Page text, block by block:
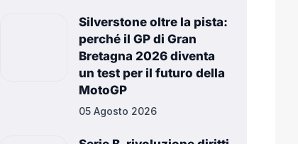
Silverstone oltre la pista:
perché il GP di Gran
Bretagna 2026 diventa
un test per il futuro della
MotoGP
05 Agosto 2026